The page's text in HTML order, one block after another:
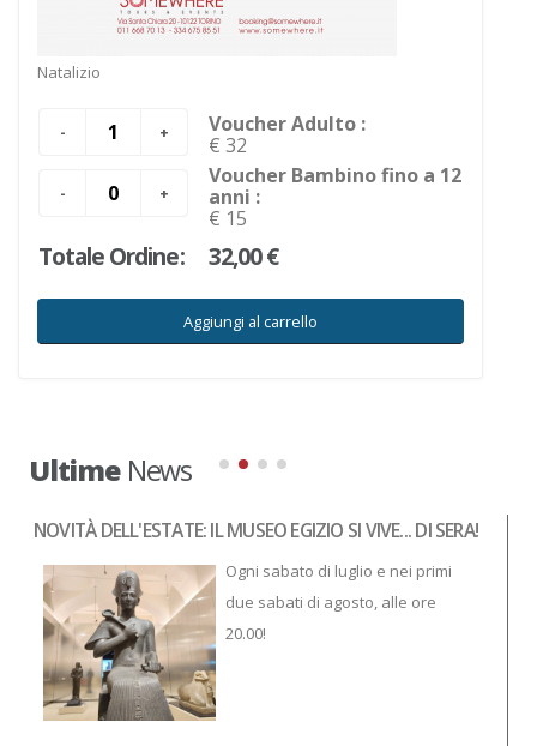
Natalizio
Voucher Adulto :
€ 32
Voucher Bambino fino a 12
anni :
€ 15
Totale Ordine: 32,00 €
Aggiungi al carrello
UltimeNews
NOVITÀ DELL'ESTATE: IL MUSEO EGIZIO SI VIVE... DI SERA!
Ogni sabato di luglio e nei primi
due sabati di agosto, alle ore
20.00!